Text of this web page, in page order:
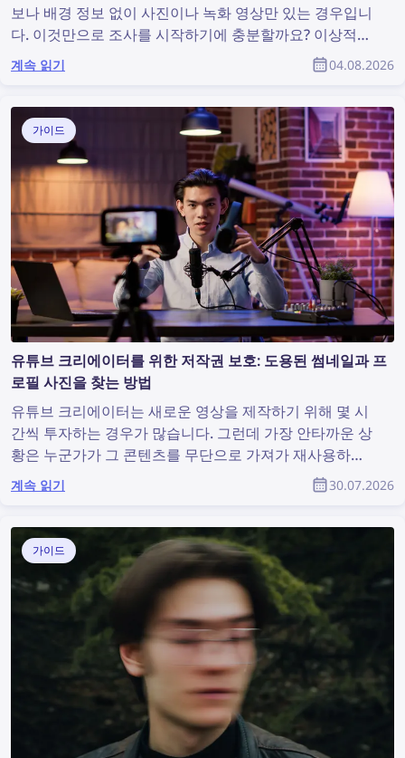
보나 배경 정보 없이 사진이나 녹화 영상만 있는 경우입니
다. 이것만으로 조사를 시작하기에 충분할까요? 이상적인
상황은 아닐 수 있지만, 유용한 정보를 발견하고 조사를 지
원할 수 있는 이미지 검색을 수행하기에는 충분합니다. 그
까요?
계속 읽기 04.08.2026
가이드
유튜브 크리에이터를 위한 저작권 보호: 도용된 썸네일과 프
로필 사진을 찾는 방법
유튜브 크리에이터는 새로운 영상을 제작하기 위해 몇 시
간씩 투자하는 경우가 많습니다. 그런데 가장 안타까운 상
황은 누군가가 그 콘텐츠를 무단으로 가져가 재사용하고
도 원작자가 아무런 인정도 받지 못하는 것입니다. 유튜브
커뮤니티의 일원으로서 도용된 콘텐츠를 찾아내고 저작권
계속 읽기 30.07.2026
가이드